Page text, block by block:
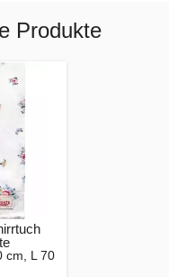
Produkte
cm, L 70